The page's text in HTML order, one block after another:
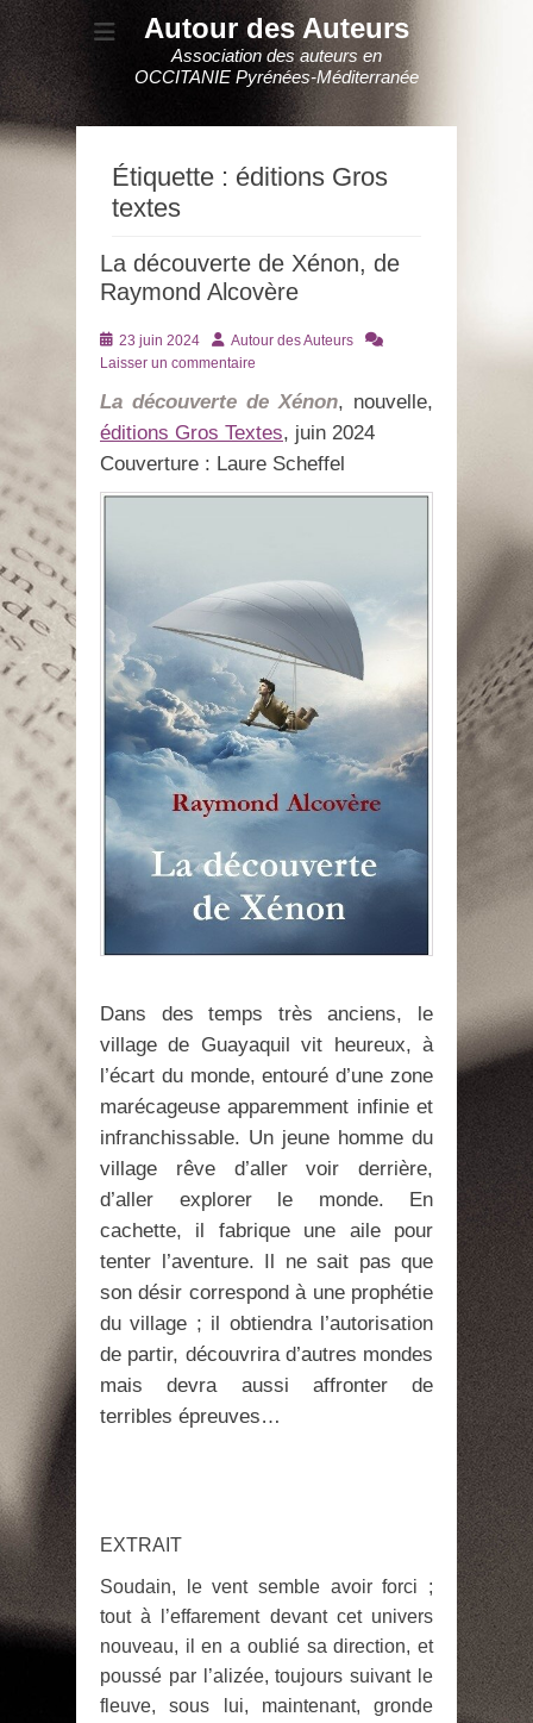
Autour des Auteurs
Association des auteurs en
OCCITANIE Pyrénées-Méditerranée
Étiquette : éditions Gros
textes
La découverte de Xénon, de
Raymond Alcovère
Posté
le
23 juin 2024 AuteurAutour des Auteurs
Laisser un commentaire
La découverte de Xénon, nouvelle,
éditions Gros Textes, juin 2024
Couverture : Laure Scheffel
Dans des temps très anciens, le
village de Guayaquil vit heureux, à
l’écart du monde, entouré d’une zone
marécageuse apparemment infinie et
infranchissable. Un jeune homme du
village rêve d’aller voir derrière,
d’aller explorer le monde. En
cachette, il fabrique une aile pour
tenter l’aventure. Il ne sait pas que
son désir correspond à une prophétie
du village ; il obtiendra l’autorisation
de partir, découvrira d’autres mondes
mais devra aussi affronter de
terribles épreuves…
EXTRAIT
Soudain, le vent semble avoir forci ;
tout à l’effarement devant cet univers
nouveau, il en a oublié sa direction, et
poussé par l’alizée, toujours suivant le
fleuve, sous lui, maintenant, gronde